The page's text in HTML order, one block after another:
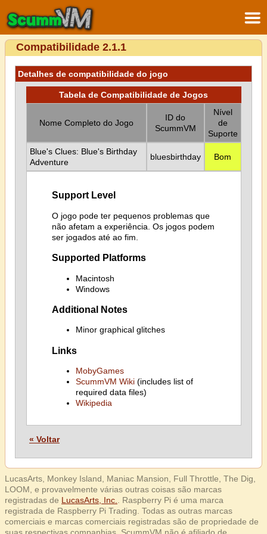
Compatibilidade 2.1.1
Detalhes de compatibilidade do jogo
Tabela de Compatibilidade de Jogos
Nome Completo do Jogo
ID do
ScummVM
Nível
de
Suporte
Blue's Clues: Blue's Birthday
Adventure
bluesbirthday Bom
Support Level
O jogo pode ter pequenos problemas que
não afetam a experiência. Os jogos podem
ser jogados até ao fim.
Supported Platforms
Macintosh
Windows
Additional Notes
Minor graphical glitches
Links
MobyGames
ScummVM Wiki(includes list of
required data files)
Wikipedia
« Voltar
LucasArts, Monkey Island, Maniac Mansion, Full Throttle, The Dig,
LOOM, e provavelmente várias outras coisas são marcas
registradas de LucasArts, Inc.
. Raspberry Pi é uma marca
registrada de Raspberry Pi Trading. Todas as outras marcas
comerciais e marcas comerciais registradas são de propriedade de